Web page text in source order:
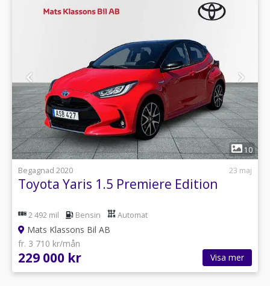
1
10
Begagnad 2020
23 maj
Toyota Yaris 1.5 Premiere Edition
2 492 mil Bensin Automat
Mats Klassons Bil AB
fr. 3 710 kr/mån
229 000 kr Visa mer